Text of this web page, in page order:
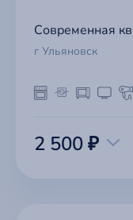
Современная
г Ульяновск
2 500 ₽